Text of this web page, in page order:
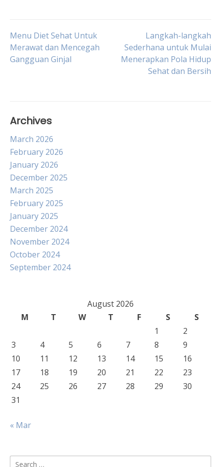
Post
navigation
Menu Diet Sehat Untuk
Merawat dan Mencegah
Gangguan Ginjal
Langkah-langkah
Sederhana untuk Mulai
Menerapkan Pola Hidup
Sehat dan Bersih
Archives
March 2026
February 2026
January 2026
December 2025
March 2025
February 2025
January 2025
December 2024
November 2024
October 2024
September 2024
August 2026
M
T W T F S
S
1
2
3
4 5 6 7 8
9
10
11 12 13 14 15
16
17
18 19 20 21 22
23
24
25 26 27 28 29
30
31
« Mar
Search